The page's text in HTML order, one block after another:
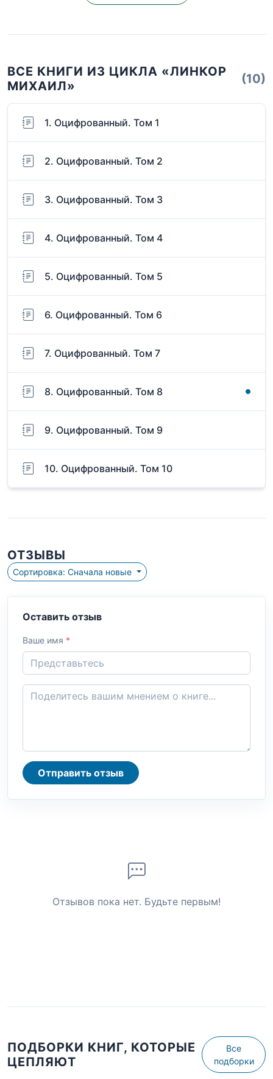
ВСЕ КНИГИ ИЗ ЦИКЛА «ЛИНКОР
МИХАИЛ»
(10)
1. Оцифрованный. Том 1
2. Оцифрованный. Том 2
3. Оцифрованный. Том 3
4. Оцифрованный. Том 4
5. Оцифрованный. Том 5
6. Оцифрованный. Том 6
7. Оцифрованный. Том 7
8. Оцифрованный. Том 8
9. Оцифрованный. Том 9
10. Оцифрованный. Том 10
ОТЗЫВЫ
Сортировка: Сначала новые
Оставить отзыв
Ваше имя *
Отправить отзыв
Отзывов пока нет. Будьте первым!
ПОДБОРКИ КНИГ, КОТОРЫЕ
ЦЕПЛЯЮТ
Все
подборки